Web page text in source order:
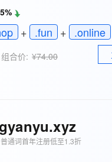
+ .fun + .online
组合价: ¥74.00
.xyz
通词首年注册低至1.3折
大模型服务
在线体验全尺寸、
云原生的云上边界
1亿+ 大模型
140+云产品 免
产品新客免费试
AI空中课堂在线
开发者生态解决
AI 开发和 AI 应
入门学习赛